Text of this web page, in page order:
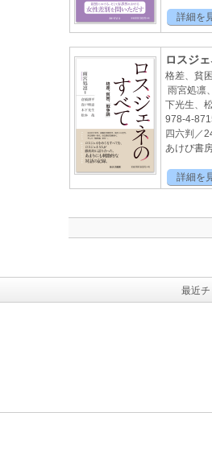
詳細を
ロスジ
格差、貧
雨宮処凛
下光生、
978-4-
四六判／
あけび書
詳細を
最近